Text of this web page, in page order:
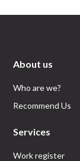
About us
Who are we?
Recommend Us
Services
Work register